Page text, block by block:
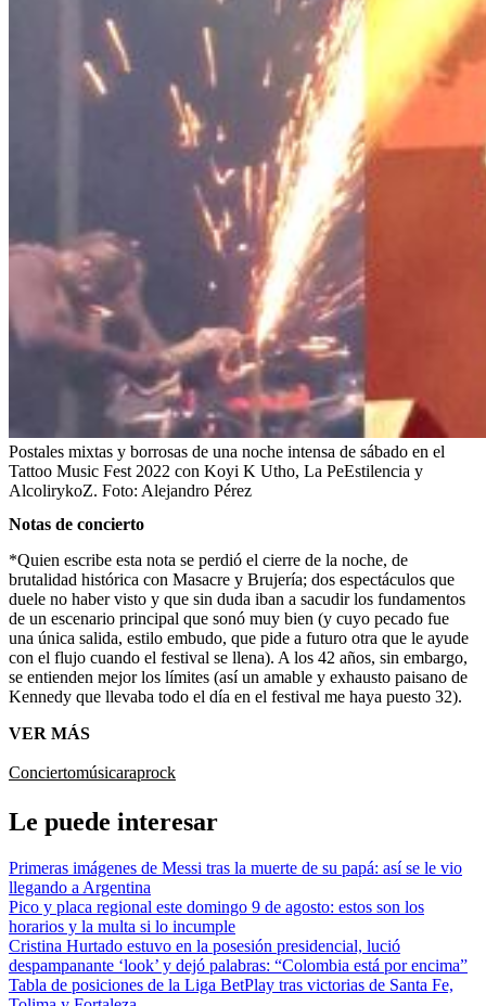
Postales mixtas y borrosas de una noche intensa de sábado en el
Tattoo Music Fest 2022 con Koyi K Utho, La PeEstilencia y
AlcolirykoZ. Foto: Alejandro Pérez
Notas de concierto
*Quien escribe esta nota se perdió el cierre de la noche, de
brutalidad histórica con Masacre y Brujería; dos espectáculos que
duele no haber visto y que sin duda iban a sacudir los fundamentos
de un escenario principal que sonó muy bien (y cuyo pecado fue
una única salida, estilo embudo, que pide a futuro otra que le ayude
con el flujo cuando el festival se llena). A los 42 años, sin embargo,
se entienden mejor los límites (así un amable y exhausto paisano de
Kennedy que llevaba todo el día en el festival me haya puesto 32).
VER MÁS
Conciertomúsicaraprock
Le puede interesar
Primeras imágenes de Messi tras la muerte de su papá: así se le vio
llegando a Argentina
Pico y placa regional este domingo 9 de agosto: estos son los
horarios y la multa si lo incumple
Cristina Hurtado estuvo en la posesión presidencial, lució
despampanante ‘look’ y dejó palabras: “Colombia está por encima”
Tabla de posiciones de la Liga BetPlay tras victorias de Santa Fe,